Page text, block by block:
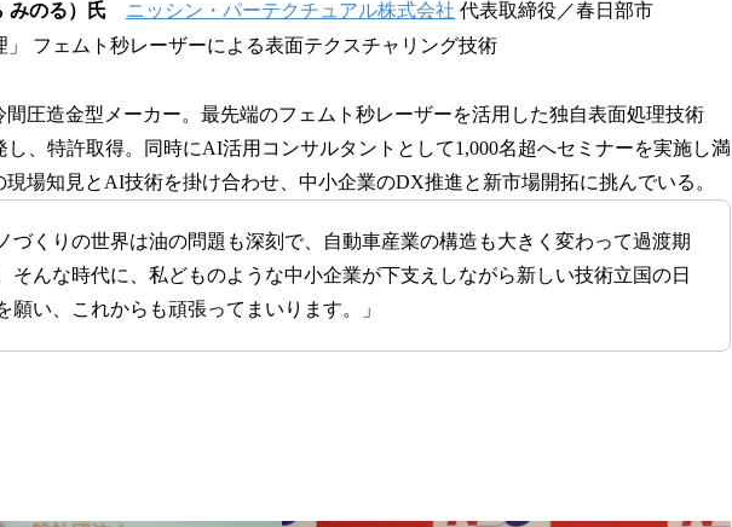
みのる）氏 ニッシン・パーテクチュアル株式会社 代表取締役／春日部市
」 フェムト秒レーザーによる表面テクスチャリング技術
間圧造金型メーカー。最先端のフェムト秒レーザーを活用した独自表面処理技術
し、特許取得。同時にAI活用コンサルタントとして1,000名超へセミナーを実施し満
現場知見とAI技術を掛け合わせ、中小企業のDX推進と新市場開拓に挑んでいる。
づくりの世界は油の問題も深刻で、自動車産業の構造も大きく変わって過渡期
そんな時代に、私どものような中小企業が下支えしながら新しい技術立国の日
願い、これからも頑張ってまいります。」